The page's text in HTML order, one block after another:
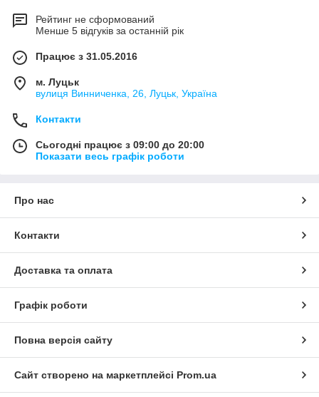
Рейтинг не сформований
Менше 5 відгуків за останній рік
Працює з 31.05.2016
м. Луцьк
вулиця Винниченка, 26, Луцьк, Україна
Контакти
Сьогодні працює з 09:00 до 20:00
Показати весь графік роботи
Про нас
Контакти
Доставка та оплата
Графік роботи
Повна версія сайту
Сайт створено на маркетплейсі Prom.ua